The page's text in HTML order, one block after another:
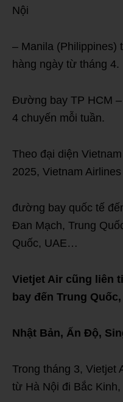
Nội
– Manila (Philippines)
hàng ngày từ tháng 4.
Đường bay TP HCM
4 chuyến mỗi tuần.
Theo đại diện
2025, Vietnam
đường bay quốc tế
Đan Mạch, Trung
Quốc, UAE…
Vietjet Air cũng liên
bay đến Trung Quốc,
Nhật Bản, Ấn Độ,
Trong tháng 3, Vietjet
từ Hà Nội đi Bắc Kinh,